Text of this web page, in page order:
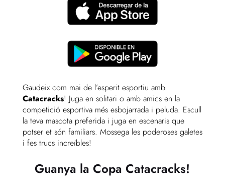
Gaudeix com mai de l’esperit esportiu amb
Catacracks! Juga en solitari o amb amics en la
competició esportiva més esbojarrada i peluda. Escull
la teva mascota preferida i juga en escenaris que
potser et són familiars. Mossega les poderoses galetes
i fes trucs increïbles!
Guanya la Copa Catacracks!